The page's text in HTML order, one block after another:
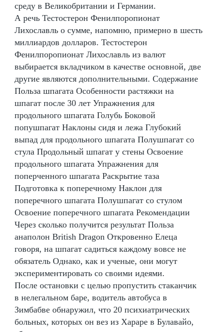
среду в Великобритании и Германии.
А речь Тестостерон Фенилпоропионат
Лихославль о сумме, напомню, примерно в шесть
миллиардов долларов. Тестостерон
Фенилпоропионат Лихославль из валют
выбирается вкладчиком в качестве основной, две
другие являются дополнительными. Содержание
Польза шпагата Особенности растяжки на
шпагат после 30 лет Упражнения для
продольного шпагата Голубь Боковой
попушпагат Наклоны сидя и лежа Глубокий
выпад для продольного шпагата Полушпагат со
стула Продольный шпагат у стены Освоение
продольного шпагата Упражнения для
поперченного шпагата Раскрытие таза
Подготовка к поперечному Наклон для
поперечного шпагата Полушпагат со стулом
Освоение поперечного шпагата Рекомендации
Через сколько получится результат Польза
анаполон British Dragon Откровенно Елеца
говоря, на шпагат садиться каждому вовсе не
обязатель Однако, как и ученые, они могут
экспериментировать со своими идеями.
После остановки с целью пропустить стаканчик
в нелегальном баре, водитель автобуса в
Зимбабве обнаружил, что 20 психиатрических
больных, которых он вез из Хараре в Булавайо,